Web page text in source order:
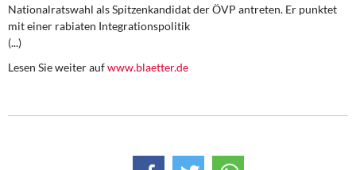
Öffentliche Infrastruktur und Daseinsvorsorge
Nationalratswahl als Spitzenkandidat der ÖVP antreten. Er punktet
mit einer rabiaten Integrationspolitik
(...)
Lesen Sie weiter aufwww.blaetter.de